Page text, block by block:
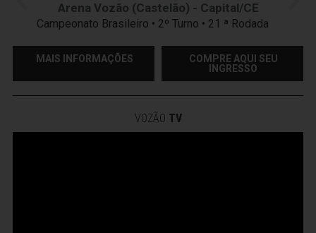
Arena Vozão (Castelão) - Capital/CE
Campeonato Brasileiro • 2º Turno • 21 ª Rodada
MAIS INFORMAÇÕES
COMPRE AQUI SEU
INGRESSO
VOZÃO TV